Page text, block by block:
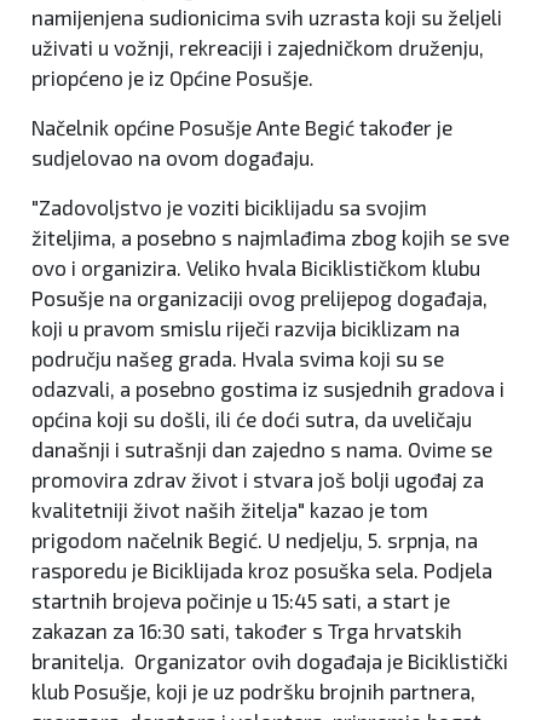
namijenjena sudionicima svih uzrasta koji su željeli
uživati u vožnji, rekreaciji i zajedničkom druženju,
priopćeno je iz Općine Posušje.
Načelnik općine Posušje Ante Begić također je
sudjelovao na ovom događaju.
"Zadovoljstvo je voziti biciklijadu sa svojim
žiteljima, a posebno s najmlađima zbog kojih se sve
ovo i organizira. Veliko hvala Biciklističkom klubu
Posušje na organizaciji ovog prelijepog događaja,
koji u pravom smislu riječi razvija biciklizam na
području našeg grada. Hvala svima koji su se
odazvali, a posebno gostima iz susjednih gradova i
općina koji su došli, ili će doći sutra, da uveličaju
današnji i sutrašnji dan zajedno s nama. Ovime se
promovira zdrav život i stvara još bolji ugođaj za
kvalitetniji život naših žitelja" kazao je tom
prigodom načelnik Begić. U nedjelju, 5. srpnja, na
rasporedu je Biciklijada kroz posuška sela. Podjela
startnih brojeva počinje u 15:45 sati, a start je
zakazan za 16:30 sati, također s Trga hrvatskih
branitelja. Organizator ovih događaja je Biciklistički
klub Posušje, koji je uz podršku brojnih partnera,